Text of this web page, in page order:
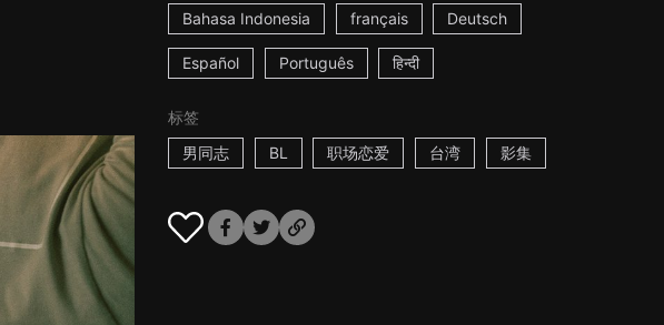
Bahasa Indonesia français Deutsch
Español Português हिन्दी
标签
男同志
BL 职场恋爱 台湾 影集